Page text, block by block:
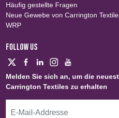
Häufig gestellte Fragen
Neue Gewebe von Carrington
WRP
FOLLOW US
Melden Sie sich an, um die
Carrington Textiles zu erhalten